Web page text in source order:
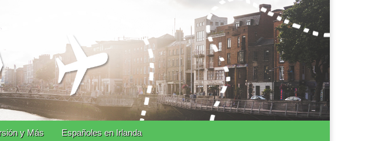
y Más Españoles en Irlanda